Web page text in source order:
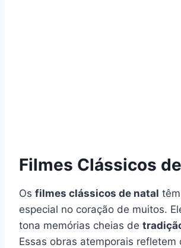
Filmes Clássicos
Os filmes clássicos de natal
especial no coração de muitos.
tona memórias cheias de
Essas obras atemporais refletem